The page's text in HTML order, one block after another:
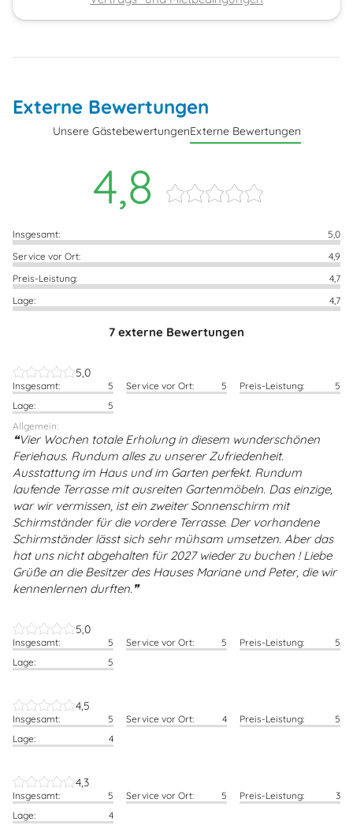
Externe Bewertungen
Unsere GästebewertungenExterne Bewertungen
4,8
Insgesamt:
5,0
Service vor Ort:
4,9
Preis-Leistung:
4,7
Lage:
4,7
7 externe Bewertungen
5,0
Insgesamt: 5 Service vor Ort: 5 Preis-Leistung:
5
Lage:
5
Allgemein:
Vier Wochen totale Erholung in diesem wunderschönen
Feriehaus. Rundum alles zu unserer Zufriedenheit.
Ausstattung im Haus und im Garten perfekt. Rundum
laufende Terrasse mit ausreiten Gartenmöbeln. Das einzige,
war wir vermissen, ist ein zweiter Sonnenschirm mit
Schirmständer für die vordere Terrasse. Der vorhandene
Schirmständer lässt sich sehr mühsam umsetzen. Aber das
hat uns nicht abgehalten für 2027 wieder zu buchen ! Liebe
Grüße an die Besitzer des Hauses Mariane und Peter, die wir
kennenlernen durften.
5,0
Insgesamt: 5 Service vor Ort: 5 Preis-Leistung:
5
Lage:
5
4,5
Insgesamt: 5 Service vor Ort: 4 Preis-Leistung:
5
Lage:
4
4,3
Insgesamt: 5 Service vor Ort: 5 Preis-Leistung:
3
Lage:
4